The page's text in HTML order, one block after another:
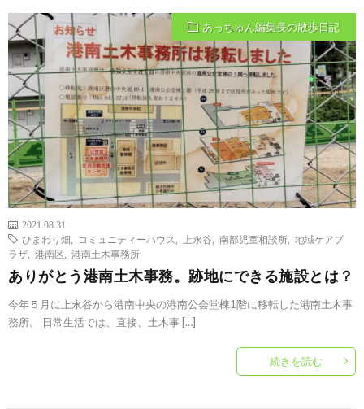
あっちゅん編集長の散歩日記
2021.08.31
ひまわり畑
コミュニティーハウス 上永谷 南部児童相談所
地域ケアプ
ラザ
港南区 港南土木事務所
ありがとう港南土木事務。跡地にできる施設とは？
今年５月に上永谷から港南中央の港南公会堂棟1階に移転した港南土木事
務所。 日常生活では、直接、土木事 […]
続きを読む